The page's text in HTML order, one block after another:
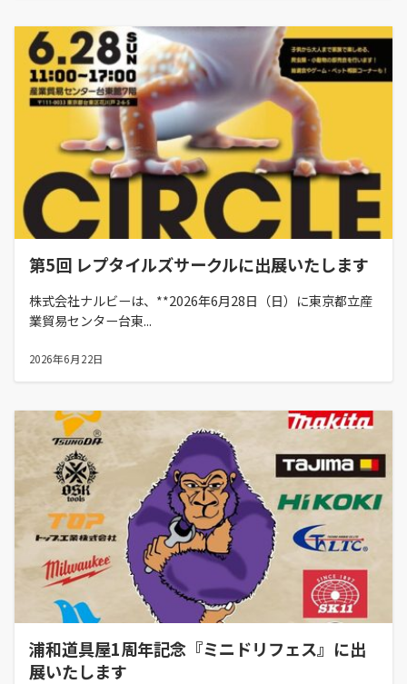
第5回 レプタイルズサークルに出展いたします
株式会社ナルビーは、**2026年6月28日（日）に東京都立産
業貿易センター台東...
2026年6月22日
浦和道具屋1周年記念『ミニドリフェス』に出
展いたします